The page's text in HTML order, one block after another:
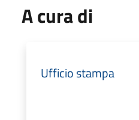
A cura di
Ufficio stampa